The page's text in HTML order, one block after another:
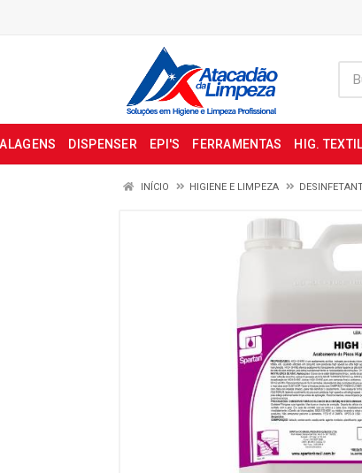
DISPENSER EPI'S FERRAMENTAS HIG. TEXTIL
INÍCIO HIGIENE E LIMPEZA